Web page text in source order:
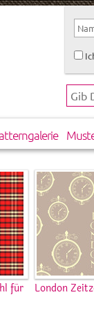
für London